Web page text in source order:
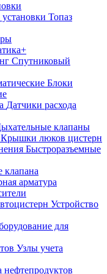
Топаз
Спутниковый
Блоки
Датчики расхода
клапаны
Крышки люков цистерн
Быстроразъемные
клапана
арматура
Устройство
для
Узлы учета